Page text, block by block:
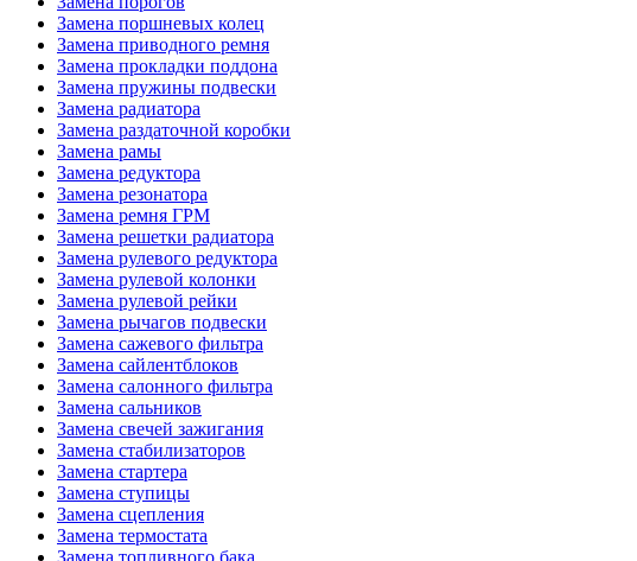
Замена поршневых колец
Замена приводного ремня
Замена прокладки поддона
Замена пружины подвески
Замена радиатора
Замена раздаточной коробки
Замена рамы
Замена редуктора
Замена резонатора
Замена ремня ГРМ
Замена решетки радиатора
Замена рулевого редуктора
Замена рулевой колонки
Замена рулевой рейки
Замена рычагов подвески
Замена сажевого фильтра
Замена сайлентблоков
Замена салонного фильтра
Замена сальников
Замена свечей зажигания
Замена стабилизаторов
Замена стартера
Замена ступицы
Замена сцепления
Замена термостата